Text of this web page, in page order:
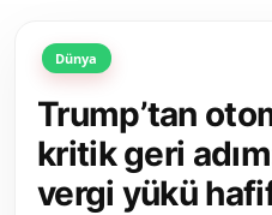
Siyasi Partiler
Yerel Yönetimler
Mülki İdare
Dünya
Trump’tan
kritik geri
vergi yükü